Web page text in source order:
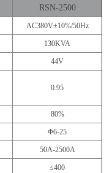
RSN-2500
AC380V±10%/50Hz
130KVA
44V
0.95
80%
Φ6-25
50A-2500A
≤400